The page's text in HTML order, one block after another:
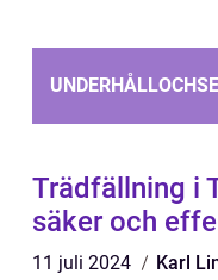
Trädfällning i
säker och
11 juli 2024 Karl